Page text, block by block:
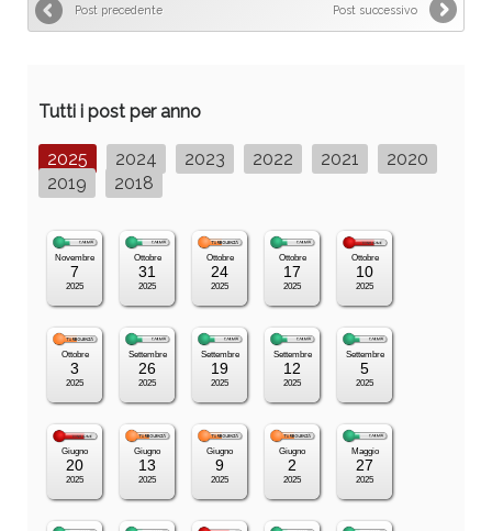
Post precedente Post successivo
Tutti i post per anno
2025 2024 2023 2022 2021
2020
2019
2018
Novembre
7
2025
Ottobre
31
2025
Ottobre
24
2025
Ottobre
17
2025
Ottobre
10
2025
Ottobre
3
2025
Settembre
26
2025
Settembre
19
2025
Settembre
12
2025
Settembre
5
2025
Giugno
20
2025
Giugno
13
2025
Giugno
9
2025
Giugno
2
2025
Maggio
27
2025